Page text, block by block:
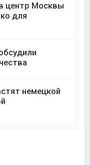
центр Москвы
для
немецкой